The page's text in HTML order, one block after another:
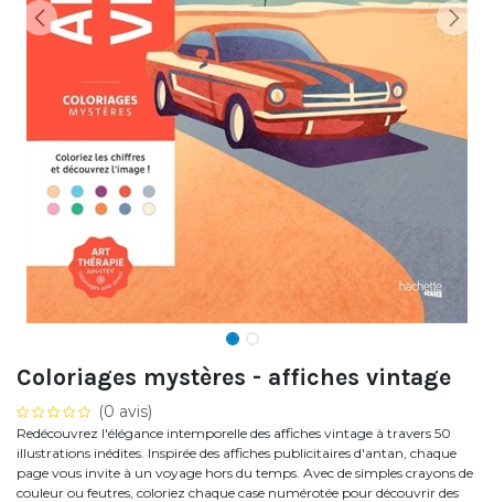
Coloriages mystères - affiches vintage
(0 avis)
Redécouvrez l'élégance intemporelle des affiches vintage à travers 50
illustrations inédites. Inspirée des affiches publicitaires d'antan, chaque
page vous invite à un voyage hors du temps. Avec de simples crayons de
couleur ou feutres, coloriez chaque case numérotée pour découvrir des